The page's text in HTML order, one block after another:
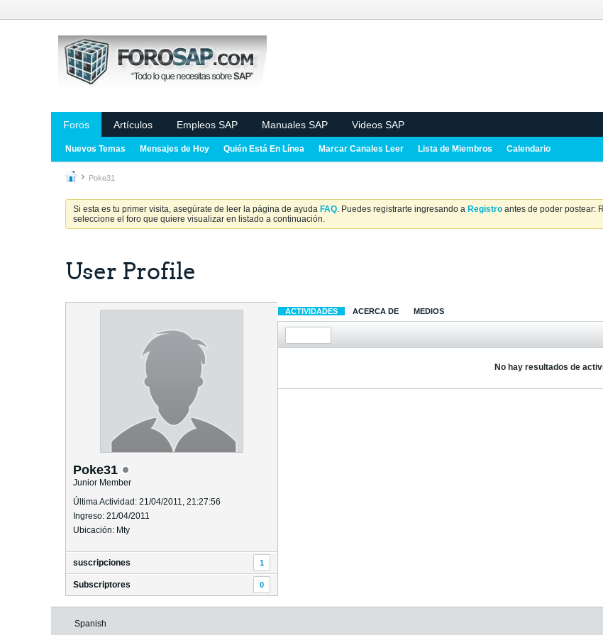
Foros Artículos Empleos SAP Manuales SAP Videos SAP
Nuevos Temas Mensajes de Hoy Quién Está En Línea Marcar Canales Leer Lista de Miembros Calendario
Poke31
Si esta es tu primer visita, asegúrate de leer la página de ayuda FAQ. Puedes registrarte ingresando a Registro antes de poder postear:
seleccione el foro que quiere visualizar en listado a continuación.
User Profile
Poke31
Junior Member
Última Actividad: 21/04/2011, 21:27:56
Ingreso: 21/04/2011
Ubicación: Mty
suscripciones 1
Subscriptores 0
ACTIVIDADES ACERCA DE MEDIOS
No hay resultados de
Spanish